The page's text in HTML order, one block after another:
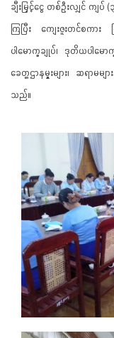
ချီးမြှင့်ငွေ တစ်ဦးလျှင် ကျ
ကြပြီး ကျေးဇူးတင်စက
ပါမောက္ခချုပ်၊ ဒုတိယပါမော
ခေတ္တဌာနမှူးများ၊ ဆရာမ
သည်။